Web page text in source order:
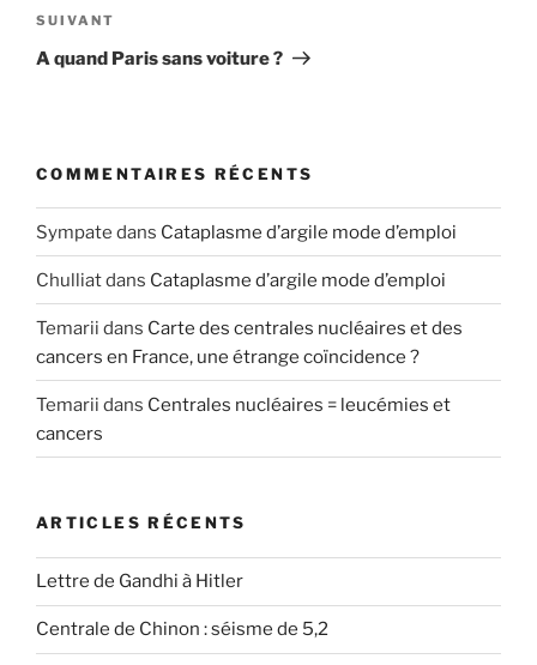
Article
suivant
SUIVANT
A quand Paris sans voiture ?
COMMENTAIRES RÉCENTS
Sympate dans Cataplasme d’argile mode d’emploi
Chulliatdans Cataplasme d’argile mode d’emploi
Temarii dans Carte des centrales nucléaires et des
cancers en France, une étrange coïncidence ?
Temarii dans Centrales nucléaires = leucémies et
cancers
ARTICLES RÉCENTS
Lettre de Gandhi à Hitler
Centrale de Chinon : séisme de 5,2